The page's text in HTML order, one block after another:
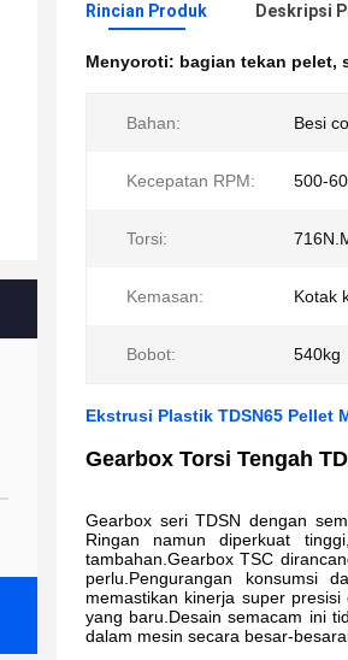
Rincian Produk Deskripsi
Menyoroti: bagian tekan pelet,
Bahan: Besi
Kecepatan RPM: 500-
Torsi:
Kemasan: Kotak
Bobot: 540kg
Ekstrusi Plastik TDSN65 Pellet
Gearbox Torsi Tengah
Gearbox seri TDSN dengan
Ringan namun diperkuat
tambahan.Gearbox TSC
perlu.Pengurangan konsumsi
memastikan kinerja super
yang baru.Desain semacam ini
dalam mesin secara besar-